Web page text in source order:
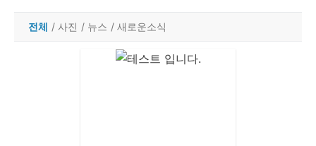
전체 / 사진 / 뉴스 / 새로운소식